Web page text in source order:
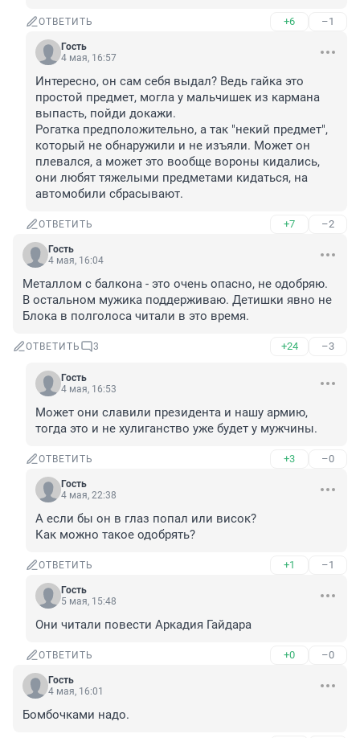
ОТВЕТИТЬ +6 –1
Гость
4 мая, 16:57
Интересно, он сам себя выдал? Ведь гайка это
простой предмет, могла у мальчишек из кармана
выпасть, пойди докажи.
Рогатка предположительно, а так "некий предмет",
который не обнаружили и не изъяли. Может он
плевался, а может это вообще вороны кидались,
они любят тяжелыми предметами кидаться, на
автомобили сбрасывают.
ОТВЕТИТЬ +7 –2
Гость
4 мая, 16:04
Металлом с балкона - это очень опасно, не одобряю.
В остальном мужика поддерживаю. Детишки явно не
Блока в полголоса читали в это время.
ОТВЕТИТЬ 3 +24 –3
Гость
4 мая, 16:53
Может они славили президента и нашу армию,
тогда это и не хулиганство уже будет у мужчины.
ОТВЕТИТЬ +3 –0
Гость
4 мая, 22:38
А если бы он в глаз попал или висок?
Как можно такое одобрять?
ОТВЕТИТЬ +1 –1
Гость
5 мая, 15:48
Они читали повести Аркадия Гайдара
ОТВЕТИТЬ +0 –0
Гость
4 мая, 16:01
Бомбочками надо.